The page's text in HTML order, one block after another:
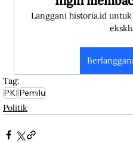
Langgani historia.id
Tag:
PKIPemilu
Politik